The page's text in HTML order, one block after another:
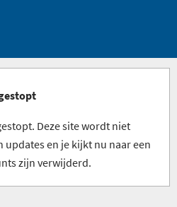
Deze site wordt niet
updates en je kijkt nu naar een
zijn verwijderd.